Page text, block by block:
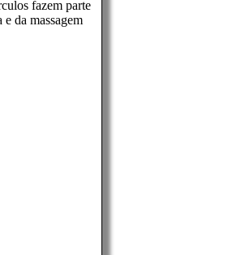
fazem parte
e da massagem